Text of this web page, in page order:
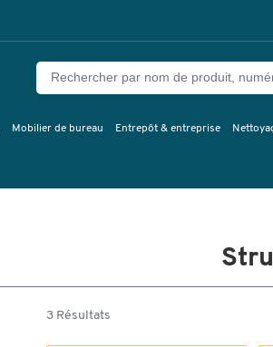
Mobilier de bureau Entrepôt & entreprise
3 Résultats